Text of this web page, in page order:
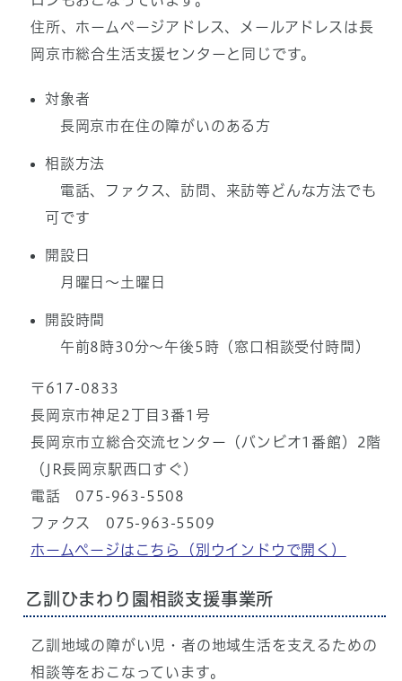
住所、ホームページアドレス、メールアドレスは長
岡京市総合生活支援センターと同じです。
対象者
長岡京市在住の障がいのある方
相談方法
電話、ファクス、訪問、来訪等どんな方法でも
可です
開設日
月曜日～土曜日
開設時間
午前8時30分～午後5時（窓口相談受付時間）
〒617-0833
長岡京市神足2丁目3番1号
長岡京市立総合交流センター（バンビオ1番館）2階
（JR長岡京駅西口すぐ）
電話 075-963-5508
ファクス 075-963-5509
ホームページはこちら
（別ウインドウで開く）
乙訓ひまわり園相談支援事業所
乙訓地域の障がい児・者の地域生活を支えるための
相談等をおこなっています。